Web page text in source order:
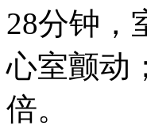
28分钟，
心室颤动
倍。